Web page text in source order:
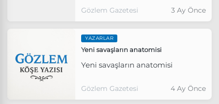
Raporu'nu yayımladı.
Gözlem Gazetesi 3 Ay Önce
YAZARLAR
Yeni savaşların anatomisi
Yeni savaşların anatomisi
Gözlem Gazetesi 4 Ay Önce